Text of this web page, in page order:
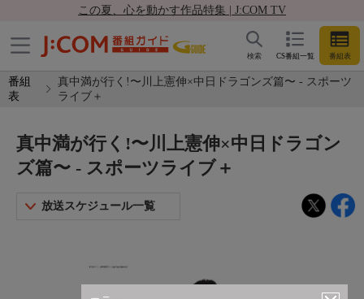
この夏、心を動かす作品特集 | J:COM TV
CS番組一覧 番組表
検索
番組
表
真中満が行く!〜川上憲伸×中日ドラゴンズ篇〜 - スポーツ
ライブ＋
真中満が行く!〜川上憲伸×中日ドラゴン
ズ篇〜 - スポーツライブ＋
放送スケジュール一覧